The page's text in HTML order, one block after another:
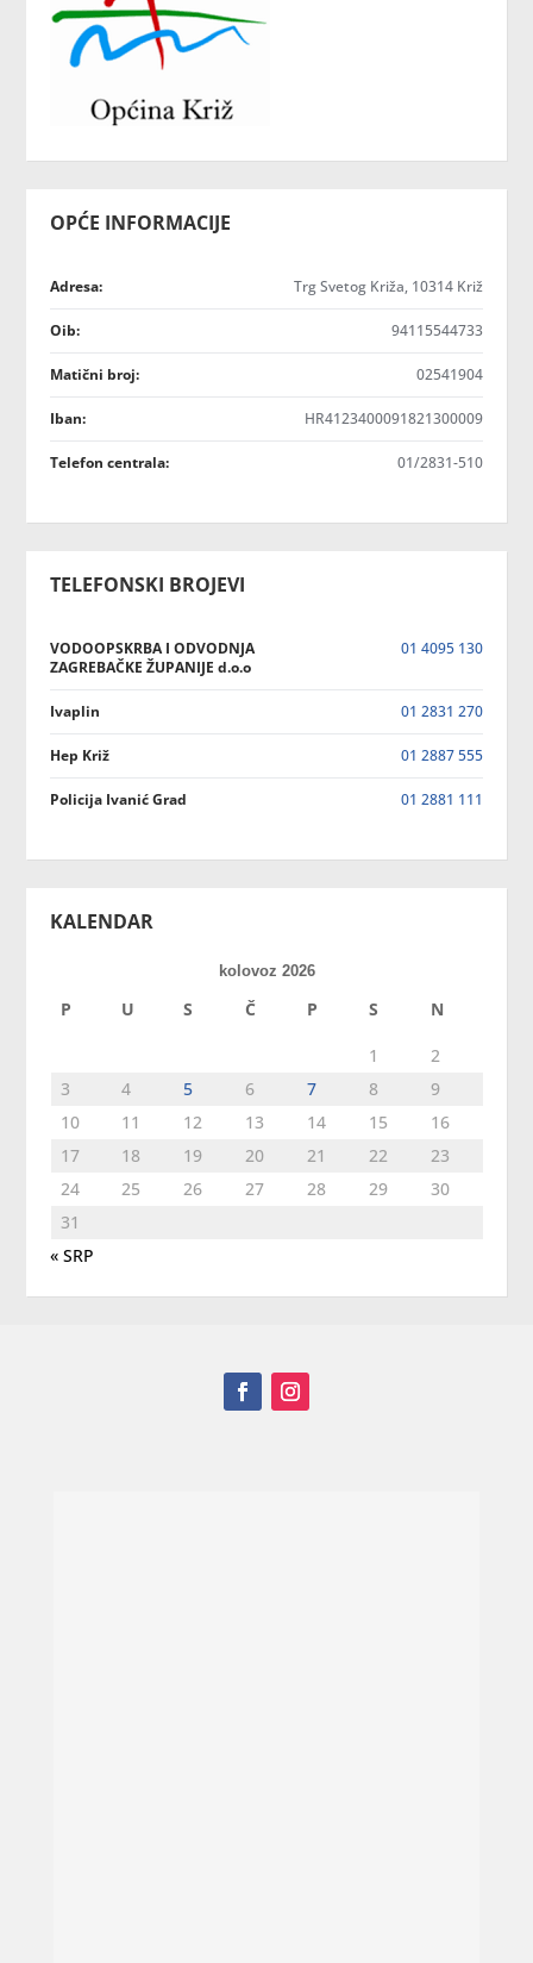
OPĆE INFORMACIJE
Adresa: Trg Svetog Križa, 10314 Križ
Oib: 94115544733
Matični broj: 02541904
Iban: HR4123400091821300009
Telefon centrala: 01/2831-510
TELEFONSKI BROJEVI
VODOOPSKRBA I ODVODNJA
ZAGREBAČKE ŽUPANIJE d.o.o
01 4095 130
Ivaplin 01 2831 270
Hep Križ 01 2887 555
Policija Ivanić Grad 01 2881 111
KALENDAR
kolovoz 2026
P U S Č P S N
1
2
3
4 5 6 7 8
9
10
11 12 13 14 15
16
17
18 19 20 21 22
23
24
25 26 27 28 29
30
31
« SRP